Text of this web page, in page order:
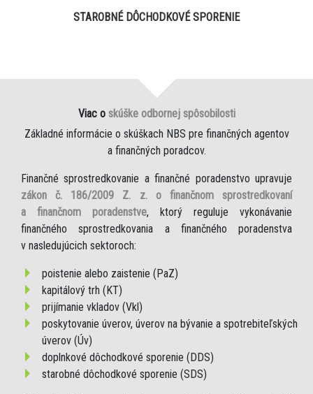
STAROBNÉ DÔCHODKOVÉ SPORENIE
Viac o skúške odbornej spôsobilosti
Základné informácie o skúškach NBS pre finančných agentov
a finančných poradcov.
Finančné sprostredkovanie a finančné poradenstvo upravuje
zákon č. 186/2009 Z. z. o finančnom sprostredkovaní
a finančnom poradenstve, ktorý reguluje vykonávanie
finančného sprostredkovania a finančného poradenstva
v nasledujúcich sektoroch:
poistenie alebo zaistenie (PaZ)
kapitálový trh (KT)
prijímanie vkladov (Vkl)
poskytovanie úverov, úverov na bývanie a spotrebiteľských
úverov (Úv)
doplnkové dôchodkové sporenie (DDS)
starobné dôchodkové sporenie (SDS)